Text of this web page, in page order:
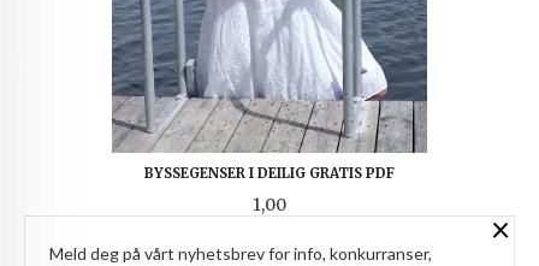
BYSSEGENSER I DEILIG GRATIS PDF
Pris
1,00
×
Meld deg på vårt nyhetsbrev for info, konkurranser,